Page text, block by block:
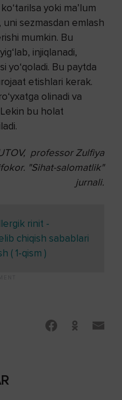
yoki ma’lum
uni sezmasdan emlash
mumkin. Bu
injiqlanadi,
yo‘qoladi. Bu paytda
etishlari kerak.
olinadi va
bu holat
professor Zulfiya
"Sihat-salomatlik"
jurnali.
rinit -
chiqish sabablari
( 1-qism )